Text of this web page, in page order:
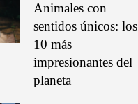
Animales con
sentidos únicos: los
10 más
impresionantes del
planeta